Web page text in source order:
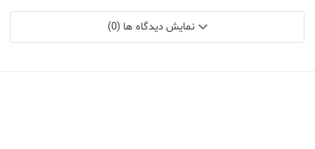
نمایش دیدگاه ها (0)